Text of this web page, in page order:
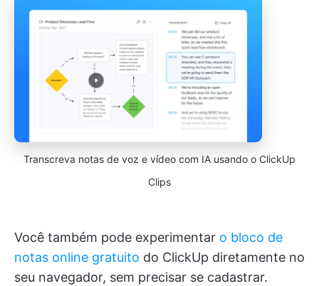
Transcreva notas de voz e vídeo com IA usando o ClickUp
Clips
Você também pode experimentar o bloco de
notas online gratuito do ClickUp diretamente no
seu navegador, sem precisar se cadastrar.